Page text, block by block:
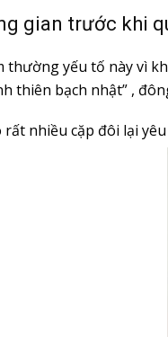
gian trước khi
thường yếu tố này vì
thiên bạch nhật” ,
rất nhiều cặp đôi lại